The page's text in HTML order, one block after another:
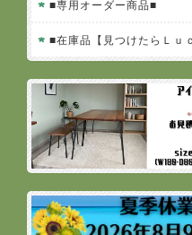
■専用オーダー商品■
■在庫品【見つけたらＬｕ